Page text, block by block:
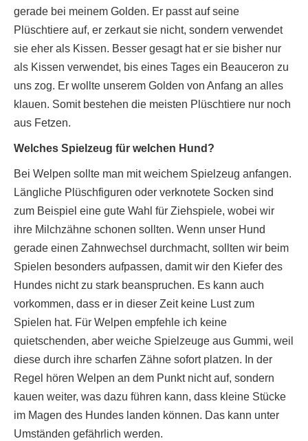
gerade bei meinem Golden. Er passt auf seine
Plüschtiere auf, er zerkaut sie nicht, sondern verwendet
sie eher als Kissen. Besser gesagt hat er sie bisher nur
als Kissen verwendet, bis eines Tages ein Beauceron zu
uns zog. Er wollte unserem Golden von Anfang an alles
klauen. Somit bestehen die meisten Plüschtiere nur noch
aus Fetzen.
Welches Spielzeug für welchen Hund?
Bei Welpen sollte man mit weichem Spielzeug anfangen.
Längliche Plüschfiguren oder verknotete Socken sind
zum Beispiel eine gute Wahl für Ziehspiele, wobei wir
ihre Milchzähne schonen sollten. Wenn unser Hund
gerade einen Zahnwechsel durchmacht, sollten wir beim
Spielen besonders aufpassen, damit wir den Kiefer des
Hundes nicht zu stark beanspruchen. Es kann auch
vorkommen, dass er in dieser Zeit keine Lust zum
Spielen hat. Für Welpen empfehle ich keine
quietschenden, aber weiche Spielzeuge aus Gummi, weil
diese durch ihre scharfen Zähne sofort platzen. In der
Regel hören Welpen an dem Punkt nicht auf, sondern
kauen weiter, was dazu führen kann, dass kleine Stücke
im Magen des Hundes landen können. Das kann unter
Umständen gefährlich werden.